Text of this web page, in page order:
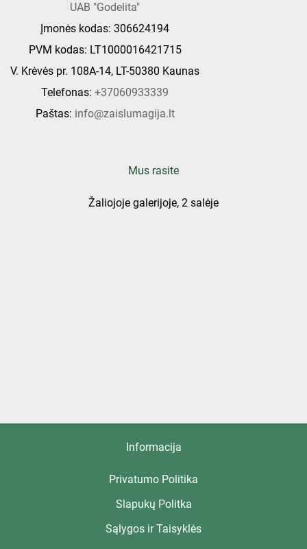
UAB "Godelita"
Įmonės kodas: 306624194
PVM kodas: LT1000016421715
V. Krėvės pr. 108A-14, LT-50380 Kaunas
Telefonas: +37060933339
Paštas: info@zaislumagija.lt
Mus rasite
Žaliojoje galerijoje, 2 salėje
Informacija
Privatumo Politika
Slapukų Politka
Sąlygos ir Taisyklės